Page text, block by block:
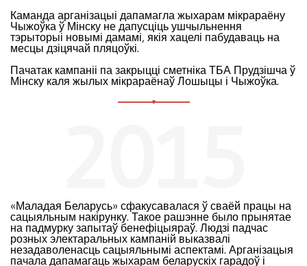
Каманда арганізацыі дапамагла жыхарам мікрараёну
Чыжоўка ў Мінску не дапусціць ушчыльнення
тэрыторыі новымі дамамі, якія хацелі пабудаваць на
месцы дзіцячай пляцоўкі.
Пачатак кампаніі па закрыцці сметніка ТБА Прудзішча ў
Мінску каля жылых мікрараёнаў Лошыцы і Чыжоўка.
«Маладая Беларусь» сфакусавалася ў сваёй працы на
сацыяльным накірунку. Такое рашэнне было прынятае
на падмурку запытаў бенефіцыяраў. Людзі падчас
розных электаральных кампаній выказвалі
незадаволенасць сацыяльнымі аспектамі. Арганізацыя
пачала дапамагаць жыхарам беларускіх гарадоў і